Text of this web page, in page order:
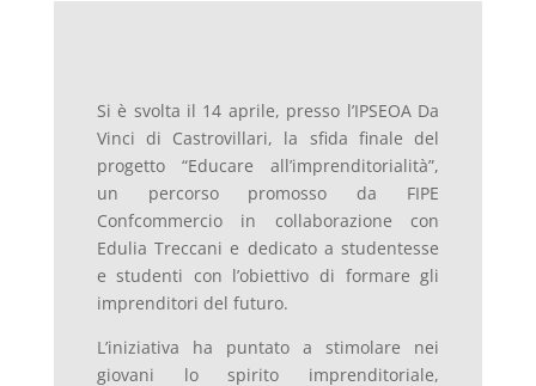
Si è svolta il 14 aprile, presso l’IPSEOA Da
Vinci di Castrovillari, la sfida finale del
progetto “Educare all’imprenditorialità”,
un percorso promosso da FIPE
Confcommercio in collaborazione con
Edulia Treccani e dedicato a studentesse
e studenti con l’obiettivo di formare gli
imprenditori del futuro.
L’iniziativa ha puntato a stimolare nei
giovani lo spirito imprenditoriale,